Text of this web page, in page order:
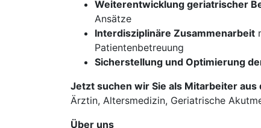
Weiterentwicklung geriatrischer
Ansätze
Interdisziplinäre Zusammenarbeit
Patientenbetreuung
Sicherstellung und Optimierung
Jetzt suchen wir Sie als Mitarbeiter aus
Ärztin, Altersmedizin, Geriatrische
Über uns